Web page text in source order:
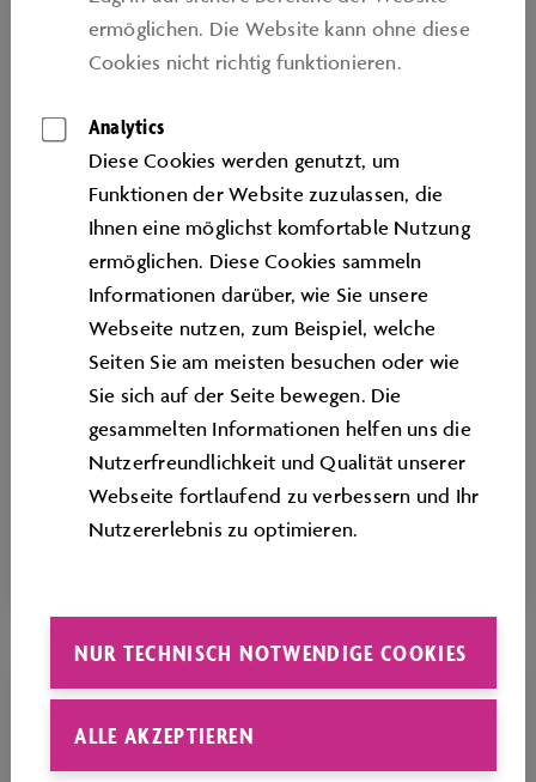
KAUFLEUTE FÜR
MIT POWER AM PC
Hier lernst du alles, was echte Office-
Allrounder können müssen.
Ob Termine koordinieren, E-Mails verfassen
oder telefonische Anfragen souverän
beantworten: Du wirst schnell zum
Organisationstalent und dein Team liebt dafür.
Auch im Umgang mit Rechnungen und
kaufmännischen Prozessen wirst du fit
gemacht und verstehst bald, wie
Büromanagement wirklich funktioniert.
ermöglichen. Die Website kann ohne diese
Cookies nicht richtig funktionieren.
Analytics
Diese Cookies werden genutzt, um
Funktionen der Website zuzulassen, die
Ihnen eine möglichst komfortable Nutzung
ermöglichen. Diese Cookies sammeln
Informationen darüber, wie Sie unsere
Webseite nutzen, zum Beispiel, welche
Seiten Sie am meisten besuchen oder wie
Sie sich auf der Seite bewegen. Die
gesammelten Informationen helfen uns die
Nutzerfreundlichkeit und Qualität unserer
Webseite fortlaufend zu verbessern und Ihr
Nutzererlebnis zu optimieren.
NUR TECHNISCH NOTWENDIGE COOKIES
ALLE AKZEPTIEREN